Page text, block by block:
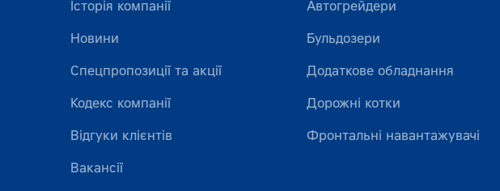
Історія компанії
Новини
Спецпропозиції та акції
Кодекс компанії
Відгуки клієнтів
Вакансії
Автогрейдери
Бульдозери
Додаткове обладнання
Дорожні котки
Фронтальні навантажувачі